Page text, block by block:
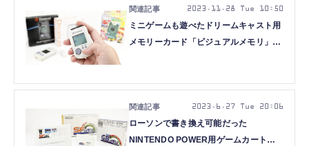
ミニゲームも遊べたドリームキャスト用
メモリーカード「ビジュアルメモリ」
2023.11.28 Tue 10:50
ローソンで書き換え可能だった
NINTENDO POWER用ゲームカートリ
2023.6.27 Tue 20:06